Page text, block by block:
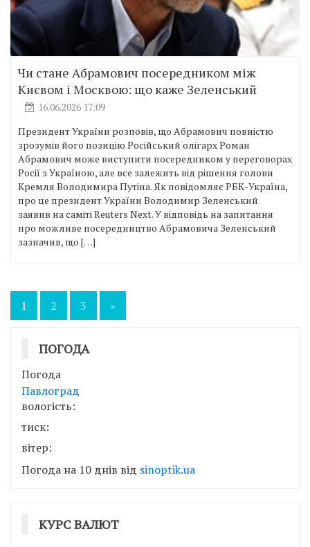
Чи стане Абрамович посередником між
Києвом і Москвою: що каже Зеленський
16.06.2026 17:09
Президент України розповів, що Абрамович повністю
зрозумів його позицію Російський олігарх Роман
Абрамович може виступити посередником у переговорах
Росії з Україною, але все залежить від рішення голови
Кремля Володимира Путіна. Як повідомляє РБК-Україна,
про це президент України Володимир Зеленський
заявив на саміті Reuters Next. У відповідь на запитання
про можливе посередництво Абрамовича Зеленський
зазначив, що […]
Пагінація
1 2 3 »
ПОГОДА
Погода
Павлоград
вологість:
тиск:
вітер:
Погода на 10 днів від sinoptik.ua
КУРС ВАЛЮТ